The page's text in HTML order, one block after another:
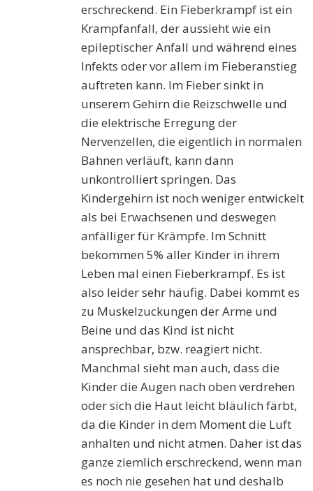
erschreckend. Ein Fieberkrampf ist ein
Krampfanfall, der aussieht wie ein
epileptischer Anfall und während eines
Infekts oder vor allem im Fieberanstieg
auftreten kann. Im Fieber sinkt in
unserem Gehirn die Reizschwelle und
die elektrische Erregung der
Nervenzellen, die eigentlich in normalen
Bahnen verläuft, kann dann
unkontrolliert springen. Das
Kindergehirn ist noch weniger entwickelt
als bei Erwachsenen und deswegen
anfälliger für Krämpfe. Im Schnitt
bekommen 5% aller Kinder in ihrem
Leben mal einen Fieberkrampf. Es ist
also leider sehr häufig. Dabei kommt es
zu Muskelzuckungen der Arme und
Beine und das Kind ist nicht
ansprechbar, bzw. reagiert nicht.
Manchmal sieht man auch, dass die
Kinder die Augen nach oben verdrehen
oder sich die Haut leicht bläulich färbt,
da die Kinder in dem Moment die Luft
anhalten und nicht atmen. Daher ist das
ganze ziemlich erschreckend, wenn man
es noch nie gesehen hat und deshalb